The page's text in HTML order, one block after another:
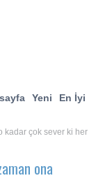
Yeni En İyi
kadar çok sever ki her
ona